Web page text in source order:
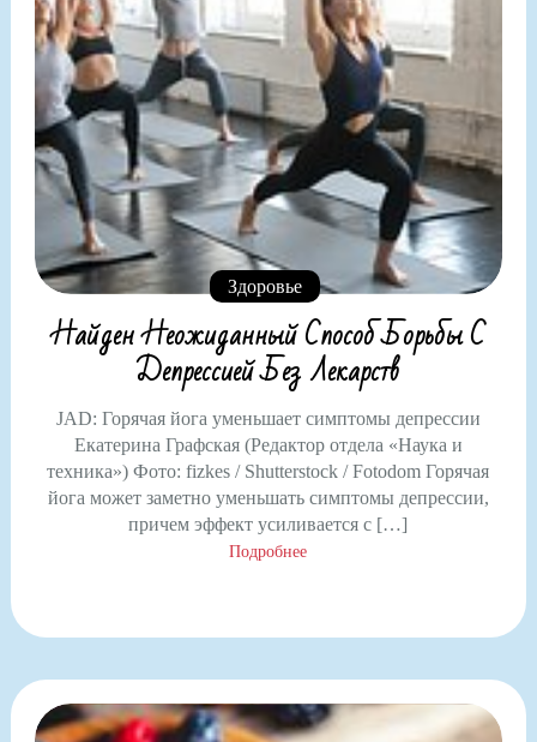
Здоровье
Найден Неожиданный Способ Борьбы С
Депрессией Без Лекарств
JAD: Горячая йога уменьшает симптомы депрессии
Екатерина Графская (Редактор отдела «Наука и
техника») Фото: fizkes / Shutterstock / Fotodom Горячая
йога может заметно уменьшать симптомы депрессии,
причем эффект усиливается с […]
Подробнее